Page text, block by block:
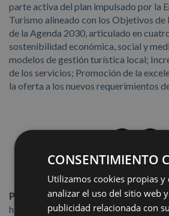
parte activa del plan impulsado por la
Turismo alineado con los Objetivos
de la Agenda 2030, articulado en
sostenibilidad económica, social y
modelos de gestión turística local;
de los servicios; Promoción de la
la oferta a los nuevos requerimientos
Producción y Consumo
habilitados puntos de reciclaje para uso
CONSENTIMIENTO
Utilizamos cookies propias y
analizar el uso del sitio web
publicidad relacionada con